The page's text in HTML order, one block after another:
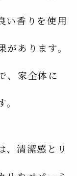
い香りを使用
あります。
、家全体に
、清潔感とリ